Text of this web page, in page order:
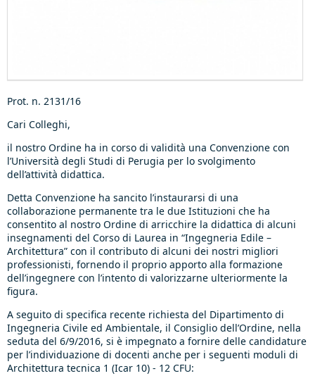
Prot. n. 2131/16
Cari Colleghi,
il nostro Ordine ha in corso di validità una Convenzione con
l’Università degli Studi di Perugia per lo svolgimento
dell’attività didattica.
Detta Convenzione ha sancito l’instaurarsi di una
collaborazione permanente tra le due Istituzioni che ha
consentito al nostro Ordine di arricchire la didattica di alcuni
insegnamenti del Corso di Laurea in “Ingegneria Edile –
Architettura” con il contributo di alcuni dei nostri migliori
professionisti, fornendo il proprio apporto alla formazione
dell’ingegnere con l’intento di valorizzarne ulteriormente la
figura.
A seguito di specifica recente richiesta del Dipartimento di
Ingegneria Civile ed Ambientale, il Consiglio dell’Ordine, nella
seduta del 6/9/2016, si è impegnato a fornire delle candidature
per l’individuazione di docenti anche per i seguenti moduli di
Architettura tecnica 1 (Icar 10) - 12 CFU: